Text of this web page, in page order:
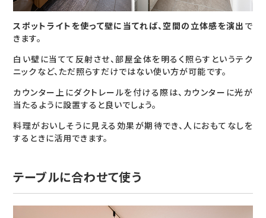
スポットライトを使って壁に当てれば、空間の立体感を演出 で
きます。
白い壁に当てて反射させ、部屋全体を明るく照らすというテク
ニックなど、ただ照らすだけではない使い方が可能です。
カウンター上にダクトレールを付ける際は、カウンターに光が
当たるように設置すると良いでしょう。
料理がおいしそうに見える効果が期待でき、人におもてなしを
するときに活用できます。
テーブルに合わせて使う